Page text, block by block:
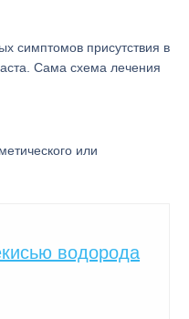
симптомов присутствия в
Сама схема лечения
или
водорода